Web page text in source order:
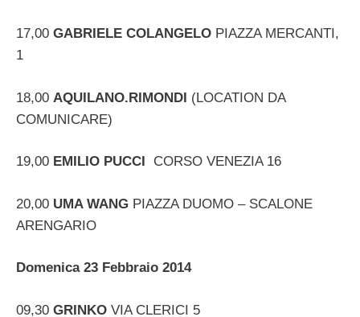
17,00 GABRIELE COLANGELO PIAZZA MERCANTI,
1
18,00 AQUILANO.RIMONDI (LOCATION DA
COMUNICARE)
19,00 EMILIO PUCCI CORSO VENEZIA 16
20,00 UMA WANG PIAZZA DUOMO – SCALONE
ARENGARIO
Domenica 23 Febbraio 2014
09,30 GRINKO VIA CLERICI 5